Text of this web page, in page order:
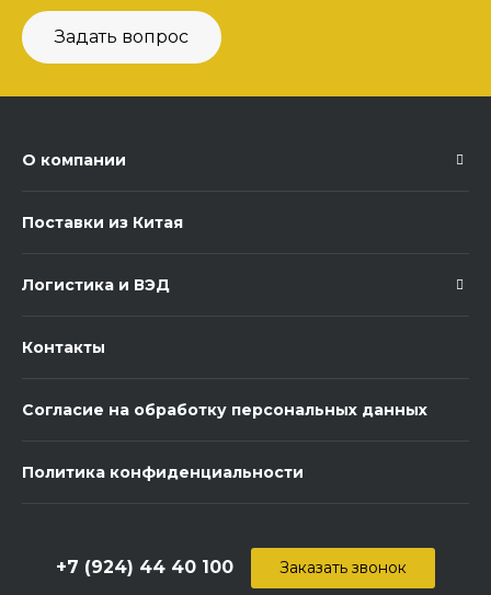
Задать вопрос
О компании
Поставки из Китая
Логистика и ВЭД
Контакты
Согласие на обработку персональных данных
Политика конфиденциальности
+7 (924) 44 40 100 Заказать звонок